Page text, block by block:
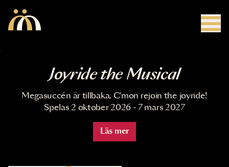
Joyride the Musical
Megasuccén är tillbaka. C'mon rejoin the joyride!
Spelas 2 oktober 2026 - 7 mars 2027
Läs mer